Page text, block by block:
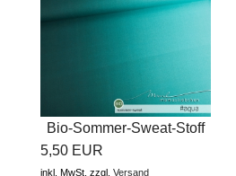
Bio-Sommer-Sweat-Stoff
"basic...
5,50 EUR
inkl. MwSt. zzgl. Versand